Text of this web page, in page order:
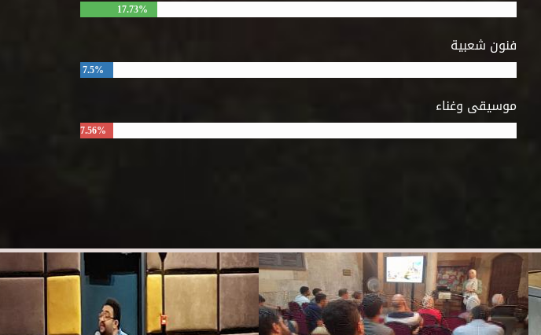
17.73%
فنون شعبية
7.5%
موسيقى وغناء
7.56%